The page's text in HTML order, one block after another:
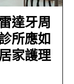
達牙周
所應如
家護理